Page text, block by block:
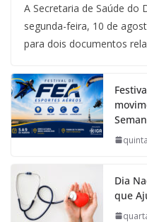
A Secretaria de Saúde do
segunda-feira, 10 de
para dois documentos
Dia
que